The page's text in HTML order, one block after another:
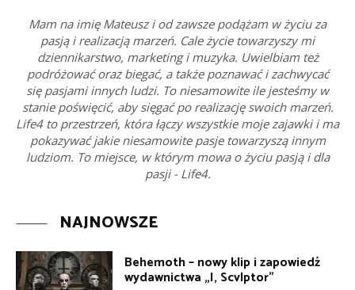
Mam na imię Mateusz i od zawsze podążam w życiu za
pasją i realizacją marzeń. Cale życie towarzyszy mi
dziennikarstwo, marketing i muzyka. Uwielbiam też
podróżować oraz biegać, a także poznawać i zachwycać
się pasjami innych ludzi. To niesamowite ile jesteśmy w
stanie poświęcić, aby sięgać po realizację swoich marzeń.
Life4 to przestrzeń, która łączy wszystkie moje zajawki i ma
pokazywać jakie niesamowite pasje towarzyszą innym
ludziom. To miejsce, w którym mowa o życiu pasją i dla
pasji - Life4.
NAJNOWSZE
Behemoth – nowy klip i zapowiedź
wydawnictwa „I, Scvlptor”